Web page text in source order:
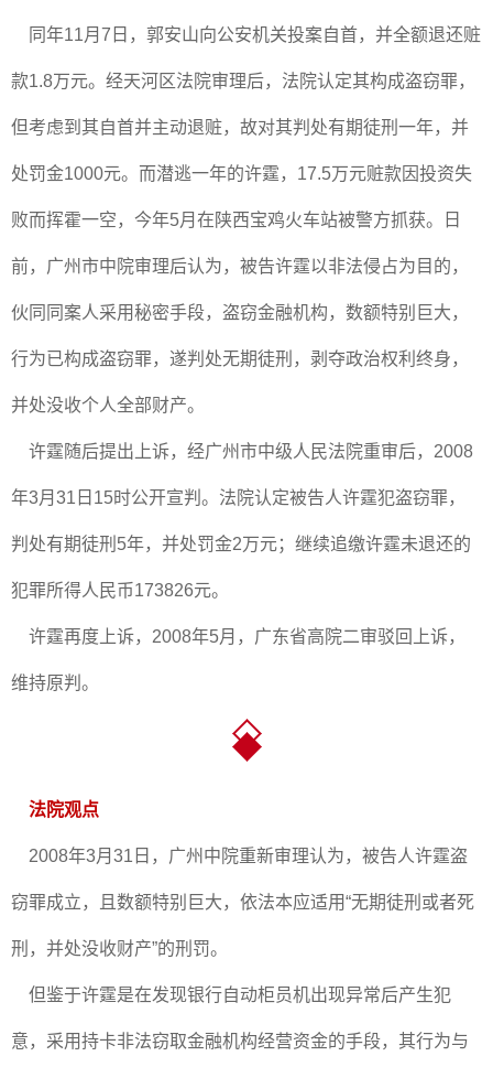
同年11月7日，郭安山向公安机关投案自首，并全额退还赃
款1.8万元。经天河区法院审理后，法院认定其构成盗窃罪，
但考虑到其自首并主动退赃，故对其判处有期徒刑一年，并
处罚金1000元。而潜逃一年的许霆，17.5万元赃款因投资失
败而挥霍一空，今年5月在陕西宝鸡火车站被警方抓获。日
前，广州市中院审理后认为，被告许霆以非法侵占为目的，
伙同同案人采用秘密手段，盗窃金融机构，数额特别巨大，
行为已构成盗窃罪，遂判处无期徒刑，剥夺政治权利终身，
并处没收个人全部财产。
许霆随后提出上诉，经广州市中级人民法院重审后，2008
年3月31日15时公开宣判。法院认定被告人许霆犯盗窃罪，
判处有期徒刑5年，并处罚金2万元；继续追缴许霆未退还的
犯罪所得人民币173826元。
许霆再度上诉，2008年5月，广东省高院二审驳回上诉，
维持原判。
法院观点
2008年3月31日，广州中院重新审理认为，被告人许霆盗
窃罪成立，且数额特别巨大，依法本应适用“无期徒刑或者死
刑，并处没收财产”的刑罚。
但鉴于许霆是在发现银行自动柜员机出现异常后产生犯
意，采用持卡非法窃取金融机构经营资金的手段，其行为与